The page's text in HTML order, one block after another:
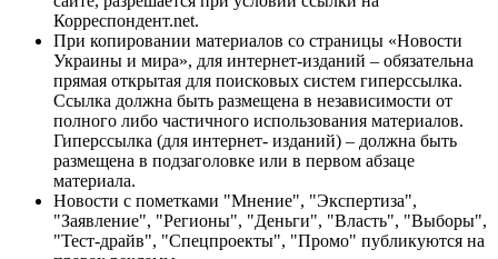
Корреспондент.net.
При копировании материалов со страницы «Новости
Украины и мира», для интернет-изданий – обязательна
прямая открытая для поисковых систем гиперссылка.
Ссылка должна быть размещена в независимости от
полного либо частичного использования материалов.
Гиперссылка (для интернет- изданий) – должна быть
размещена в подзаголовке или в первом абзаце
материала.
Новости с пометками "Мнение", "Экспертиза",
"Заявление", "Регионы", "Деньги", "Власть", "Выборы",
"Тест-драйв", "Спецпроекты", "Промо" публикуются на